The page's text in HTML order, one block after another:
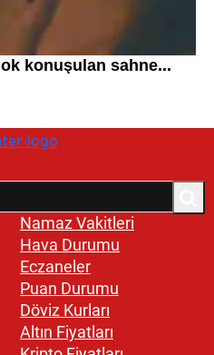
Namaz Vakitleri
Hava Durumu
Eczaneler
Puan Durumu
Döviz Kurları
Altın Fiyatları